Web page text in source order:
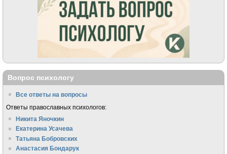
Вопрос психологу
Все ответы на вопросы
Ответы православных психологов:
Никита Яночкин
Екатерина Усачева
Татьяна Бобровских
Анастасия Бондарук